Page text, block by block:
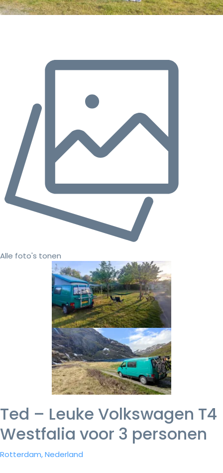
Alle foto's tonen
Ted – Leuke Volkswagen T4
Westfalia voor 3 personen
Rotterdam, Nederland